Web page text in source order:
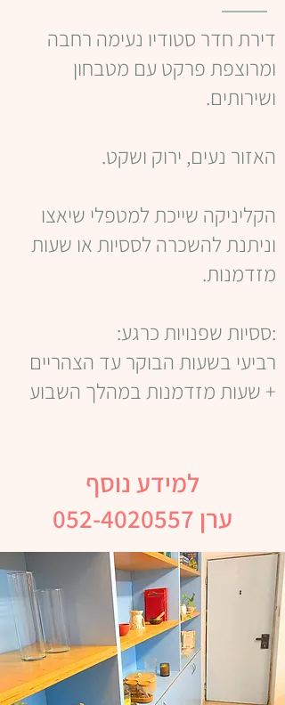
דירת חדר סטודיו נעימה רחבה
ומרוצפת פרקט עם מטבחון
ושירותים.
האזור נעים, ירוק ושקט.
הקליניקה שייכת למטפלי שיאצו
וניתנת להשכרה לססיות או שעות
מזדמנות.
:ססיות שפנויות כרגע:
רביעי בשעות הבוקר עד הצהריים
+ שעות מזדמנות במהלך השבוע
למידע נוסף
ערן 052-4020557